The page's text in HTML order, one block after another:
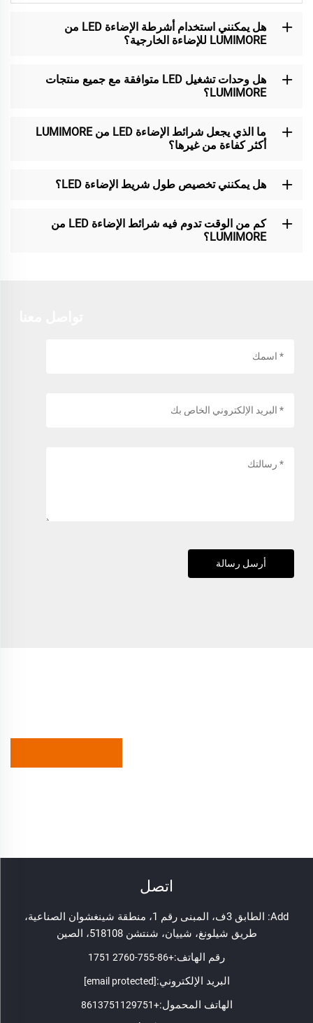
هل يمكنني استخدام أشرطة الإضاءة LED من
LUMIMORE للإضاءة الخارجية؟
هل وحدات تشغيل LED متوافقة مع جميع منتجات
LUMIMORE؟
ما الذي يجعل شرائط الإضاءة LED من LUMIMORE
أكثر كفاءة من غيرها؟
هل يمكنني تخصيص طول شريط الإضاءة LED؟
كم من الوقت تدوم فيه شرائط الإضاءة LED من
LUMIMORE؟
أرسل رسالة
اتصل
Add: الطابق 3ف، المبنى رقم 1، منطقة شينغشوان الصناعية،
طريق شيلونغ، شييان، شنتشن 518108، الصين
رقم الهاتف:+86-755-2760 1751
البريد الإلكتروني:[email protected]
الهاتف المحمول:+8613751129751